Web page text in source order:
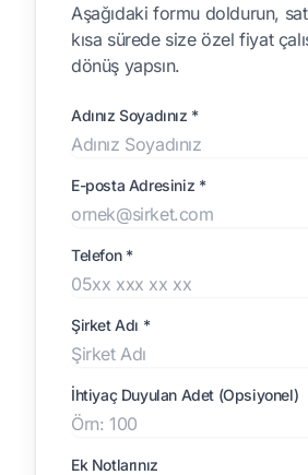
Aşağıdaki formu doldurun,
kısa sürede size özel fiyat
dönüş yapsın.
Adınız Soyadınız *
E-posta Adresiniz *
Telefon *
Şirket Adı *
İhtiyaç Duyulan Adet (Opsiyonel)
Ek Notlarınız